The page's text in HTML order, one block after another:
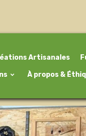
Artisanales
À propos &